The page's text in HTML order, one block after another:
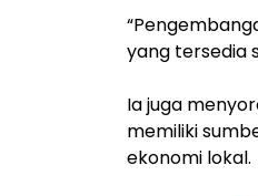
yang tersedia
Ia juga
memiliki
ekonomi lokal.